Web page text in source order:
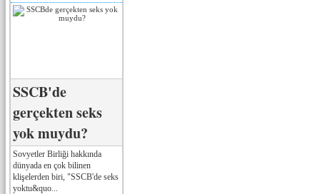
SSCB'de
gerçekten seks
yok muydu?
Sovyetler Birliği hakkında
dünyada en çok bilinen
klişelerden biri, "SSCB'de seks
yoktu&quo...